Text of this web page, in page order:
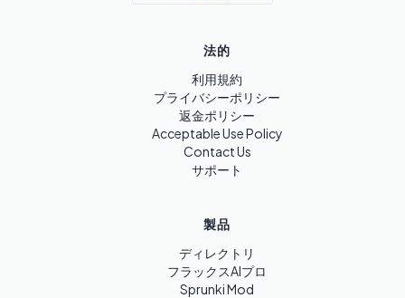
法的
利用規約
プライバシーポリシー
返金ポリシー
Acceptable Use Policy
Contact Us
サポート
製品
ディレクトリ
フラックスAIプロ
Sprunki Mod